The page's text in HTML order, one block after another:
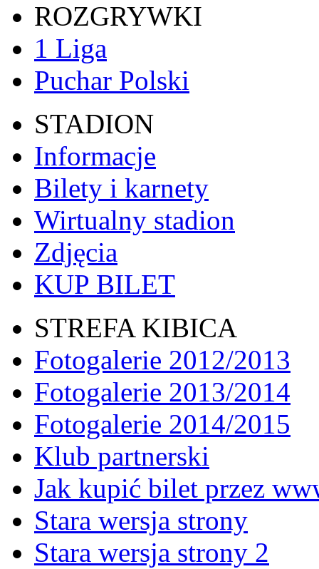
ROZGRYWKI
1 Liga
Puchar Polski
STADION
Informacje
Bilety i karnety
Wirtualny stadion
Zdjęcia
KUP BILET
STREFA KIBICA
Fotogalerie 2012/2013
Fotogalerie 2013/2014
Fotogalerie 2014/2015
Klub partnerski
Jak kupić bilet przez
Stara wersja strony
Stara wersja strony 2